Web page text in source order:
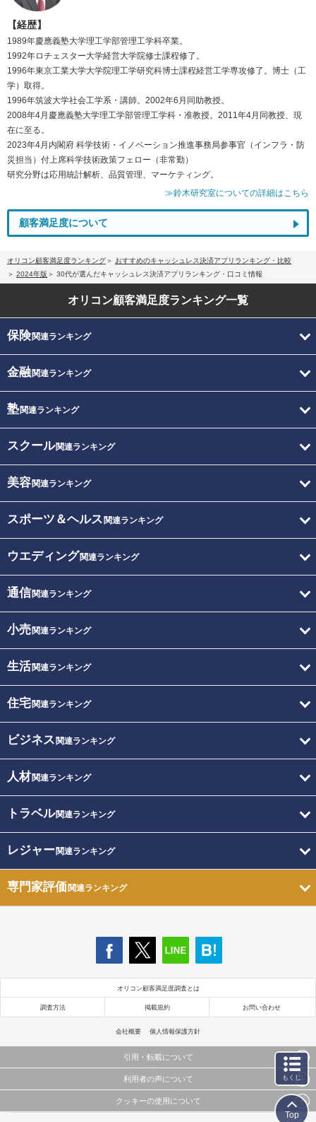
【経歴】
1989年慶應義塾大学理工学部管理工学科卒業。
1992年ロチェスター大学経営大学院修士課程修了。
1996年東京工業大学大学院理工学研究科博士課程経営工学専攻修了。博士（工
学）取得。
1996年筑波大学社会工学系・講師。2002年6月同助教授。
2008年4月慶應義塾大学理工学部管理工学科・准教授。2011年4月同教授、現
在に至る。
2023年4月内閣府 科学技術・イノベーション推進事務局参事官（インフラ・防
災担当）付上席科学技術政策フェロー（非常勤）
研究分野は応用統計解析、品質管理、マーケティング。
≫鈴木研究室についての詳細はこちら
顧客満足度について
オリコン顧客満足度ランキング
おすすめのキャッシュレス決済アプリランキング・比較
2024年版
30代が選んだキャッシュレス決済アプリランキング・口コミ情報
オリコン顧客満足度ランキング一覧
保険関連ランキング
金融関連ランキング
塾関連ランキング
スクール関連ランキング
美容関連ランキング
スポーツ＆ヘルス 関連ランキング
ウエディング関連ランキング
通信関連ランキング
小売関連ランキング
生活関連ランキング
住宅関連ランキング
ビジネス 関連ランキング
人材関連ランキング
トラベル関連ランキング
レジャー関連ランキング
専門家評価関連ランキング
オリコン顧客満足度調査とは
調査方法 掲載規約 お問い合わせ
会社概要 個人情報保護方針
引用・転載について
当サイトで公開されている情報（文字、写真、イラスト、画像データ等）及びこれらの配置・
これらの情報を権利者の許可なく無断転載・複製などの二次利用を行うことは固く禁じており
利用者の声について
当サイトに掲載している内容はすべてサービスの利用者が提出された見解・感想です。
クッキーの使用について
もくじ
Top